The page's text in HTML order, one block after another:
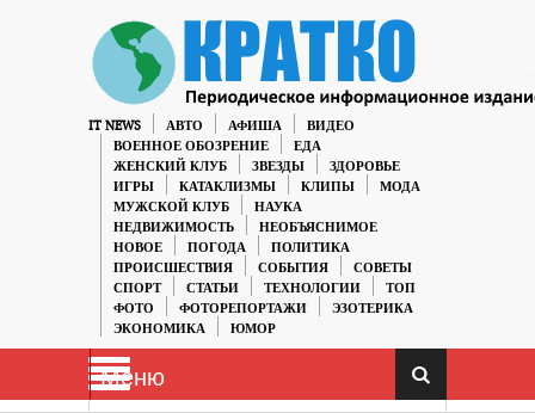
IT NEWS АВТО АФИША
ВИДЕО
ВОЕННОЕ ОБОЗРЕНИЕ
ЕДА
ЖЕНСКИЙ КЛУБ
ЗВЕЗДЫ
ЗДОРОВЬЕ
ИГРЫ
КАТАКЛИЗМЫ КЛИПЫ
МОДА
МУЖСКОЙ КЛУБ
НАУКА
НЕДВИЖИМОСТЬ
НЕОБЪЯСНИМОЕ
НОВОЕ
ПОГОДА
ПОЛИТИКА
ПРОИСШЕСТВИЯ
СОБЫТИЯ
СОВЕТЫ
СПОРТ
СТАТЬИ ТЕХНОЛОГИИ
ТОП
ФОТО
ФОТОРЕПОРТАЖИ
ЭЗОТЕРИКА
ЭКОНОМИКА
ЮМОР
Меню